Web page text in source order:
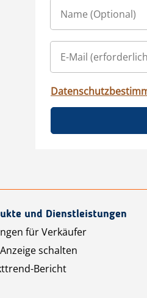
und Dienstleistungen
für Verkäufer
schalten
Bericht